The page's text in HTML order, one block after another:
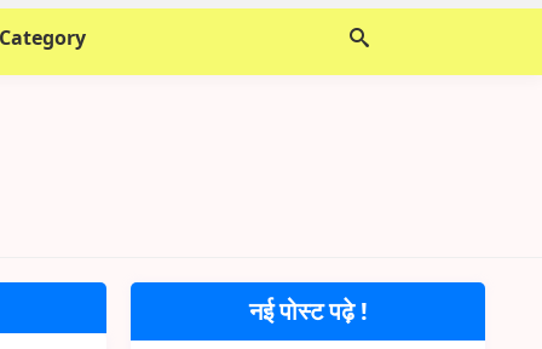
नई पोस्ट पढ़े !